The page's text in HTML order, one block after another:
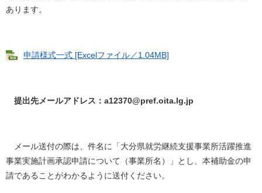
あります。
申請様式一式 [Excelファイル／1.04MB]
提出先メールアドレス：a12370@pref.oita.lg.jp
メール送付の際は、件名に「大分県就労継続支援事業所活躍推進
事業実施計画承認申請について（事業所名）」とし、本補助金の申
請であることがわかるように送付ください。